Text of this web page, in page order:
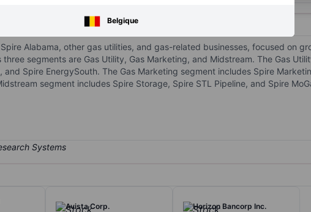
Belgique
Alabama, other gas utilities, and gas-related businesses, focused on
segments are Gas Utility, Gas Marketing, and Midstream. The Gas
and Spire EnergySouth. The Gas Marketing segment includes Spire
segment includes Spire Storage, Spire STL Pipeline, and Spire
Avista Corp. Horizon Bancorp Inc.